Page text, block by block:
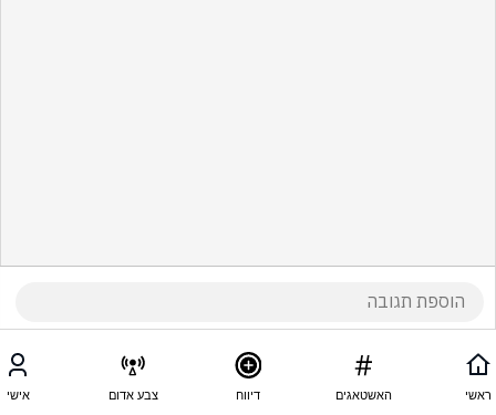
ראשי האשטאגים דיווח צבע אדום אישי